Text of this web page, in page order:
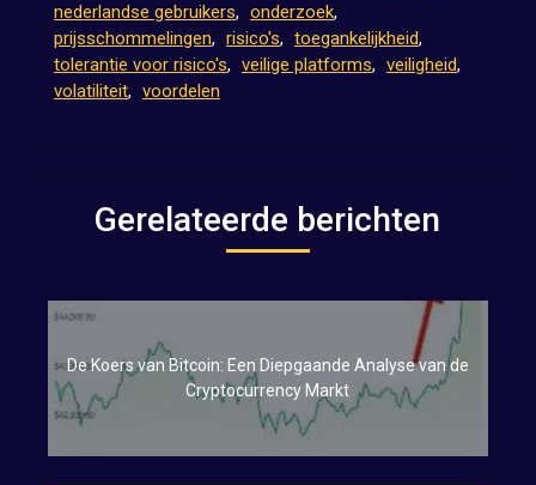
nederlandse gebruikers, onderzoek,
prijsschommelingen, risico's, toegankelijkheid,
tolerantie voor risico's, veilige platforms, veiligheid,
volatiliteit, voordelen
Gerelateerde berichten
De Koers van Bitcoin: Een Diepgaande Analyse van de
Cryptocurrency Markt